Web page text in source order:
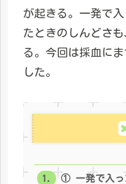
が起きる。一発で
たときのしんどさ
る。今回は採血に
した。
① 一発で入っ